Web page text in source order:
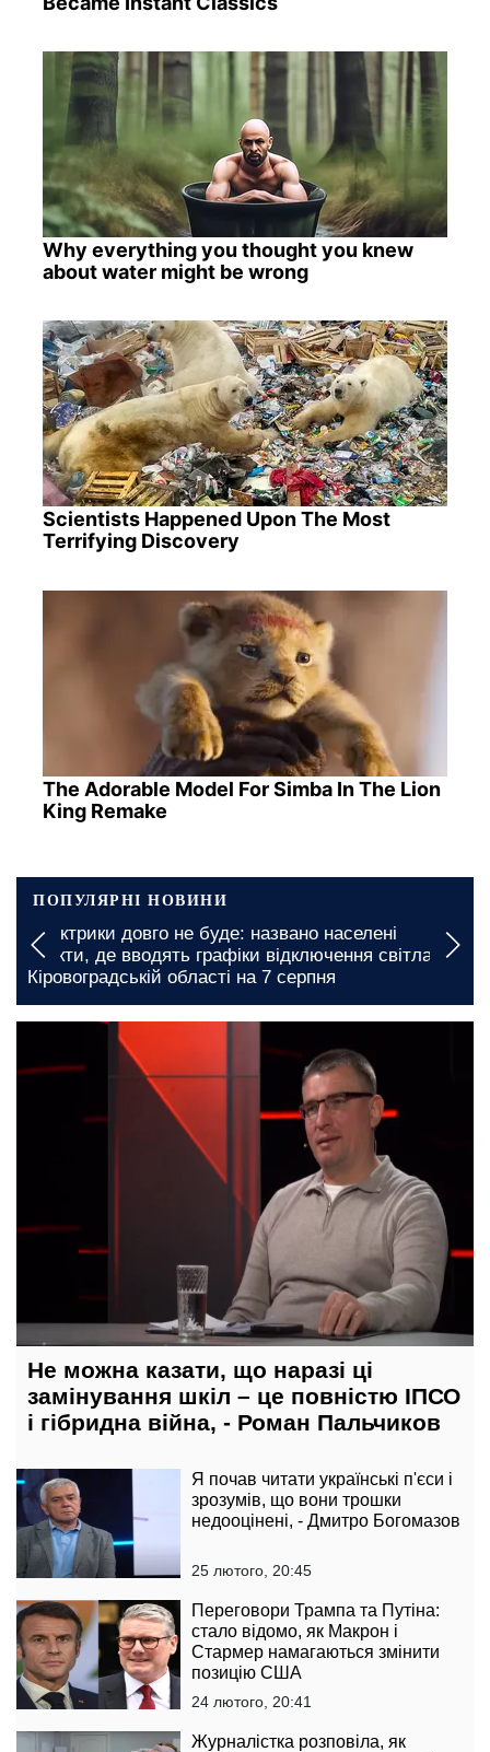
Why everything you thought you knew
about water might be wrong
Scientists Happened Upon The Most
Terrifying Discovery
The Adorable Model For Simba In The Lion
King Remake
ПОПУЛЯРНІ НОВИНИ
Дефіцит продуктів в Полтавській області: що
опинилося в зоні ризику
27 лютого, 06:45
Не можна казати, що наразі ці
замінування шкіл – це повністю ІПСО
і гібридна війна, - Роман Пальчиков
Я почав читати українські п'єси і
зрозумів, що вони трошки
недооцінені, - Дмитро Богомазов
25 лютого, 20:45
Переговори Трампа та Путіна:
стало відомо, як Макрон і
Стармер намагаються змінити
позицію США
24 лютого, 20:41
Журналістка розповіла, як